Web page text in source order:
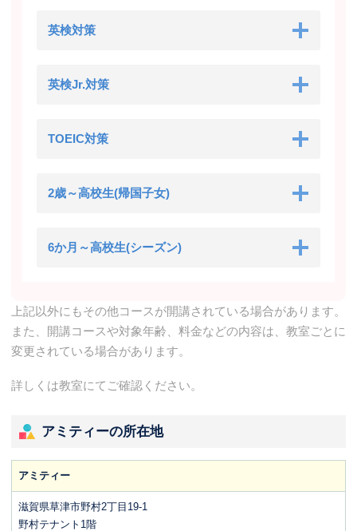
英検対策
英検Jr.対策
TOEIC対策
2歳～高校生(帰国子女)
6か月～高校生(シーズン)
上記以外にもその他コースが開講されている場合があります。
また、開講コースや対象年齢、料金などの内容は、教室ごとに
変更されている場合があります。
詳しくは教室にてご確認ください。
アミティーの所在地
アミティー
滋賀県草津市野村2丁目19-1
野村テナント1階